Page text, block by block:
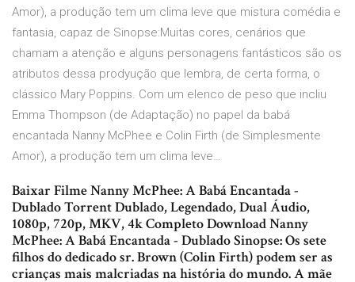
Amor), a produção tem um clima leve que mistura comédia e
fantasia, capaz de Sinopse:Muitas cores, cenários que
chamam a atenção e alguns personagens fantásticos são os
atributos dessa prodyução que lembra, de certa forma, o
clássico Mary Poppins. Com um elenco de peso que incliu
Emma Thompson (de Adaptação) no papel da babá
encantada Nanny McPhee e Colin Firth (de Simplesmente
Amor), a produção tem um clima leve…
Baixar Filme Nanny McPhee: A Babá Encantada -
Dublado Torrent Dublado, Legendado, Dual Áudio,
1080p, 720p, MKV, 4k Completo Download Nanny
McPhee: A Babá Encantada - Dublado Sinopse: Os sete
filhos do dedicado sr. Brown (Colin Firth) podem ser as
crianças mais malcriadas na história do mundo. A mãe